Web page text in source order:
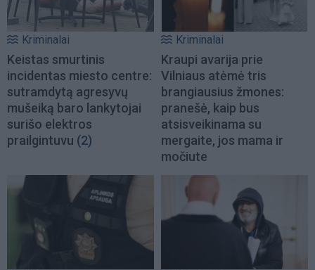
Kriminalai
Keistas smurtinis
incidentas miesto centre:
sutramdytą agresyvų
mušeiką baro lankytojai
surišo elektros
prailgintuvu (2)
Kriminalai
Kraupi avarija prie
Vilniaus atėmė tris
brangiausius žmones:
pranešė, kaip bus
atsisveikinama su
mergaite, jos mama ir
močiute